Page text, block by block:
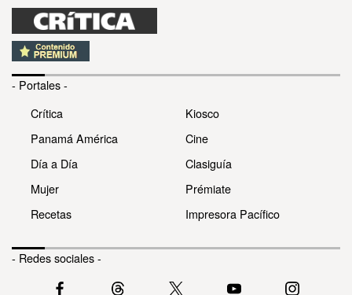
- Portales -
Crítica
Panamá América
Día a Día
Mujer
Recetas
Kiosco
Cine
Clasiguía
Prémiate
Impresora Pacífico
- Redes sociales -